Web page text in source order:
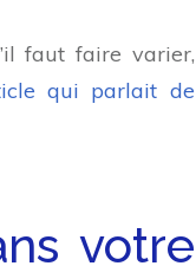
faut faire varier,
qui parlait de
votre